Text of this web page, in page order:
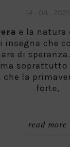
e la natura
insegna che
di
soprattutto
che la
forte,
read more